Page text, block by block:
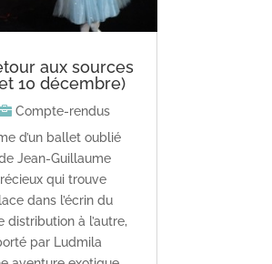
aux sources
10 décembre)
Compte-rendus
d’un ballet oublié
Jean-Guillaume
qui trouve
dans l’écrin du
distribution à l’autre,
par Ludmila